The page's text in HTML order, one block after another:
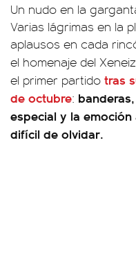
Un nudo en la
Varias lágrimas en la
aplausos en cada
el homenaje del
el primer partido tras
de octubre:
especial y la
difícil de olvidar.